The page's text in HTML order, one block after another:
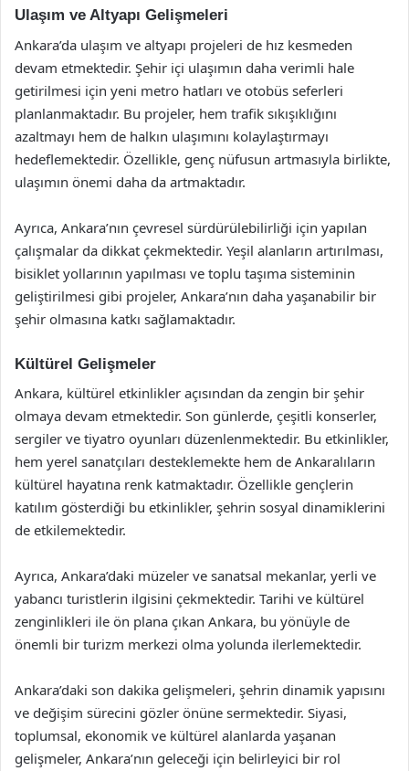
Ulaşım ve Altyapı Gelişmeleri
Ankara’da ulaşım ve altyapı projeleri de hız kesmeden
devam etmektedir. Şehir içi ulaşımın daha verimli hale
getirilmesi için yeni metro hatları ve otobüs seferleri
planlanmaktadır. Bu projeler, hem trafik sıkışıklığını
azaltmayı hem de halkın ulaşımını kolaylaştırmayı
hedeflemektedir. Özellikle, genç nüfusun artmasıyla birlikte,
ulaşımın önemi daha da artmaktadır.
Ayrıca, Ankara’nın çevresel sürdürülebilirliği için yapılan
çalışmalar da dikkat çekmektedir. Yeşil alanların artırılması,
bisiklet yollarının yapılması ve toplu taşıma sisteminin
geliştirilmesi gibi projeler, Ankara’nın daha yaşanabilir bir
şehir olmasına katkı sağlamaktadır.
Kültürel Gelişmeler
Ankara, kültürel etkinlikler açısından da zengin bir şehir
olmaya devam etmektedir. Son günlerde, çeşitli konserler,
sergiler ve tiyatro oyunları düzenlenmektedir. Bu etkinlikler,
hem yerel sanatçıları desteklemekte hem de Ankaralıların
kültürel hayatına renk katmaktadır. Özellikle gençlerin
katılım gösterdiği bu etkinlikler, şehrin sosyal dinamiklerini
de etkilemektedir.
Ayrıca, Ankara’daki müzeler ve sanatsal mekanlar, yerli ve
yabancı turistlerin ilgisini çekmektedir. Tarihi ve kültürel
zenginlikleri ile ön plana çıkan Ankara, bu yönüyle de
önemli bir turizm merkezi olma yolunda ilerlemektedir.
Ankara’daki son dakika gelişmeleri, şehrin dinamik yapısını
ve değişim sürecini gözler önüne sermektedir. Siyasi,
toplumsal, ekonomik ve kültürel alanlarda yaşanan
gelişmeler, Ankara’nın geleceği için belirleyici bir rol